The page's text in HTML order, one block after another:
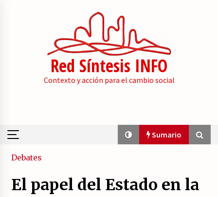
Red Síntesis INFO
Contexto y acción para el cambio social
Sumario
Sumario
La psicología de la desinformación y los
Debates
El papel del Estado en la